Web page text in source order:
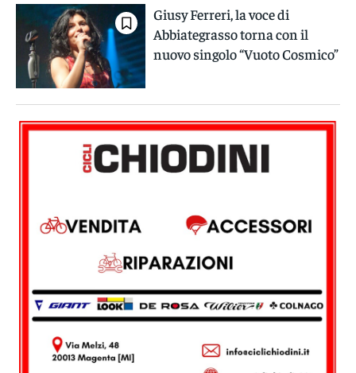
Giusy Ferreri, la voce di
Abbiategrasso torna con il
nuovo singolo “Vuoto Cosmico”